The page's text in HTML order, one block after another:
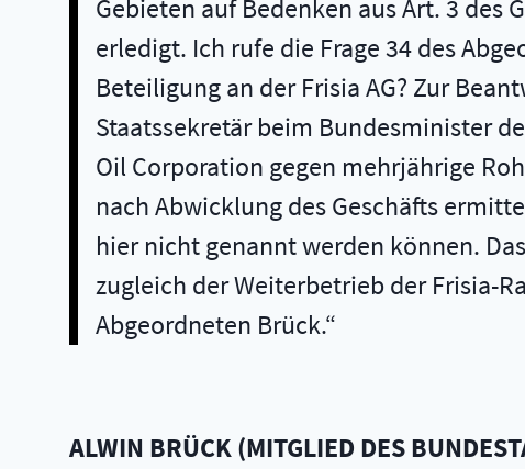
Gebieten auf Bedenken aus Art. 3 des
erledigt. Ich rufe die Frage 34 des
Beteiligung an der Frisia AG? Zur
Staatssekretär beim Bundesminister
Oil Corporation gegen mehrjährige
nach Abwicklung des Geschäfts
hier nicht genannt werden können.
zugleich der Weiterbetrieb der Frisia-
Abgeordneten Brück.
ALWIN BRÜCK(MITGLIED DES